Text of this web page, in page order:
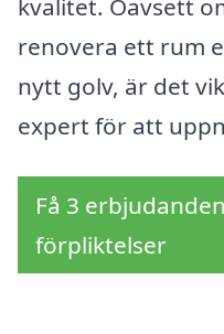
kvalitet. Oavsett
renovera ett rum
nytt golv, är det
expert för att
Få 3
förpliktelser